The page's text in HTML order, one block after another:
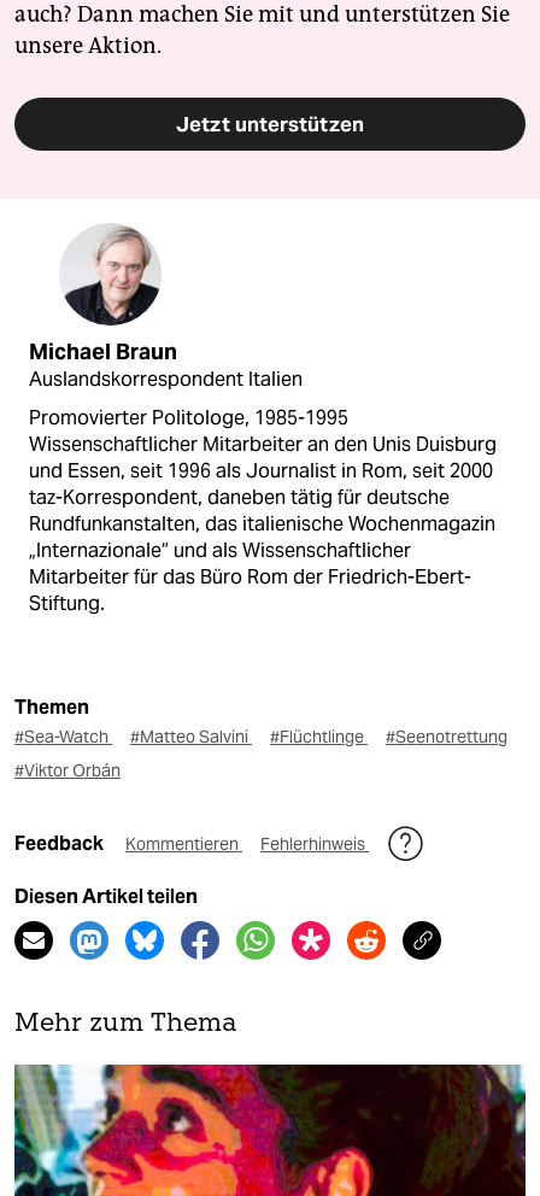
auch? Dann machen Sie mit und unterstützen Sie
unsere Aktion.
Jetzt unterstützen
Michael Braun
Auslandskorrespondent Italien
Promovierter Politologe, 1985-1995
Wissenschaftlicher Mitarbeiter an den Unis Duisburg
und Essen, seit 1996 als Journalist in Rom, seit 2000
taz-Korrespondent, daneben tätig für deutsche
Rundfunkanstalten, das italienische Wochenmagazin
„Internazionale“ und als Wissenschaftlicher
Mitarbeiter für das Büro Rom der Friedrich-Ebert-
Stiftung.
Themen
#Sea-Watch #Matteo Salvini #Flüchtlinge
#Seenotrettung
#Viktor Orbán
Feedback Kommentieren Fehlerhinweis
Diesen Artikel teilen
Mehr zum Thema